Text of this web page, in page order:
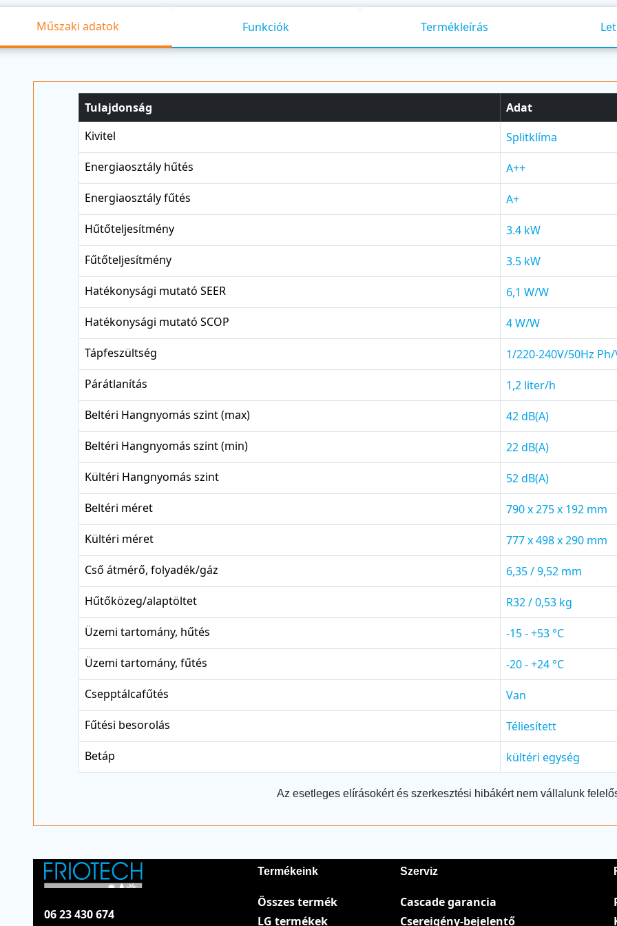
Műszaki adatok Funkciók Termékleírás
Tulajdonság
Adat
Kivitel
Splitklíma
Energiaosztály hűtés
A++
Energiaosztály fűtés
A+
Hűtőteljesítmény
3.4 kW
Fűtőteljesítmény
3.5 kW
Hatékonysági mutató SEER
6,1 W/W
Hatékonysági mutató SCOP
4 W/W
Tápfeszültség
1/220-240V/50Hz
Párátlanítás
1,2 liter/h
Beltéri Hangnyomás szint (max)
42 dB(A)
Beltéri Hangnyomás szint (min)
22 dB(A)
Kültéri Hangnyomás szint
52 dB(A)
Beltéri méret
790 x 275 x 192 mm
Kültéri méret
777 x 498 x 290 mm
Cső átmérő, folyadék/gáz
6,35 / 9,52 mm
Hűtőközeg/alaptöltet
R32 / 0,53 kg
Üzemi tartomány, hűtés
-15 - +53 °C
Üzemi tartomány, fűtés
-20 - +24 °C
Csepptálcafűtés
Van
Fűtési besorolás
Téliesített
Betáp
kültéri egység
Az esetleges elírásokért és szerkesztési hibákért nem vállalunk
06 23 430 674
Termékeink
Összes termék
LG termékek
Szerviz
Cascade garancia
Csereigény-bejelentő